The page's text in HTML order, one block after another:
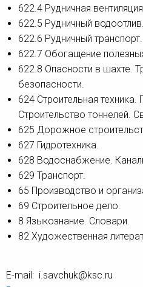
622.4 Рудничная
622.5 Рудничный водоотлив.
622.6 Рудничный транспорт.
622.7 Обогащение
622.8 Опасности в шахте.
безопасности.
624 Строительная
Строительство тоннелей.
625 Дорожное
627 Гидротехника.
628 Водоснабжение.
629 Транспорт.
65 Производство и
69 Строительное дело.
8 Языкознание. Словари.
82 Художественная
E-mail: i.savchuk@ksc.ru